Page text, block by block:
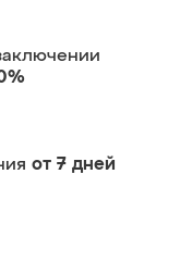
от 7 дней